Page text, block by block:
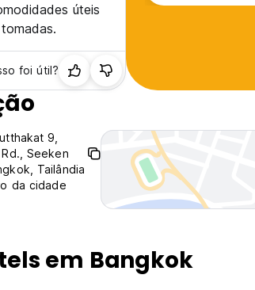
úteis
foi útil?
9,
Seeken
Tailândia
da cidade
em Bangkok